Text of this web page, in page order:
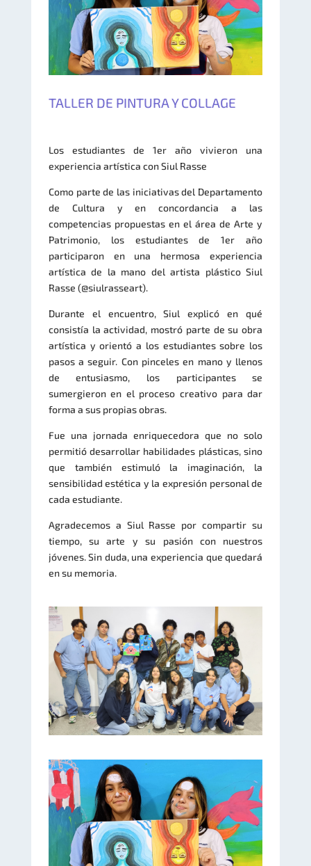
TALLER DE PINTURA Y COLLAGE
Los estudiantes de 1er año vivieron una
experiencia artística con Siul Rasse
Como parte de las iniciativas del Departamento
de Cultura y en concordancia a las
competencias propuestas en el área de Arte y
Patrimonio​, los estudiantes de 1er año
participaron en una hermosa experiencia
artística de la mano del artista plástico​ ​Si​ul
Rasse (@siulrasseart)​. ​
Durante el encuentro, Siul explicó en qué
consistía la actividad, mostró parte de su obra
artística y orientó a los estudiantes sobre los
pasos a seguir. Con pinceles en mano y llenos
de entusiasmo, los participantes se
sumergieron en el proceso creativo para dar
forma a sus propias obras.
Fue una jornada enriquecedora que no solo
permitió desarrollar habilidades plásticas, sino
que también estimuló la imaginación, la
sensibilidad estética y la expresión personal de
cada estudiante.
Agradecemos a Siul Rasse por compartir su
tiempo, su arte y su pasión con nuestros
jóvenes. Sin duda, una experiencia que quedará
en su memoria.